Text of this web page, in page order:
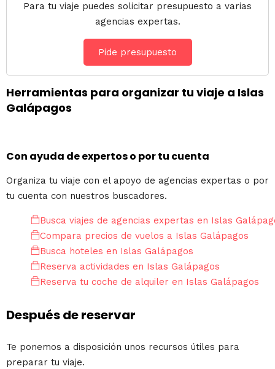
Para tu viaje puedes solicitar presupuesto a varias
agencias expertas.
Pide presupuesto
Herramientas para organizar tu viaje a Islas
Galápagos
Con ayuda de expertos o por tu cuenta
Organiza tu viaje con el apoyo de agencias expertas o por
tu cuenta con nuestros buscadores.
Busca viajes de agencias expertas en Islas
Compara precios de vuelos a Islas Galápagos
Busca hoteles en Islas Galápagos
Reserva actividades en Islas Galápagos
Reserva tu coche de alquiler en Islas Galápagos
Después de reservar
Te ponemos a disposición unos recursos útiles para
preparar tu viaje.